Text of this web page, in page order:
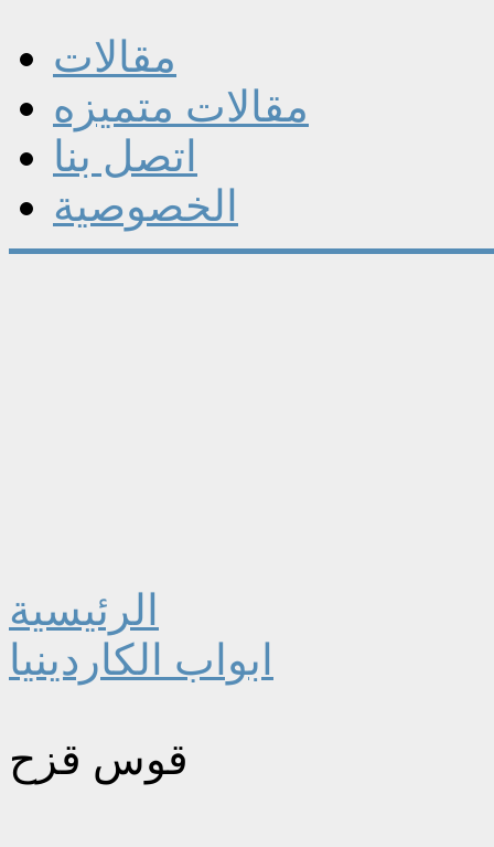
مقالات
مقالات متميزه
اتصل بنا
الخصوصية
الرئيسية
ابواب الكاردينيا
قوس قزح